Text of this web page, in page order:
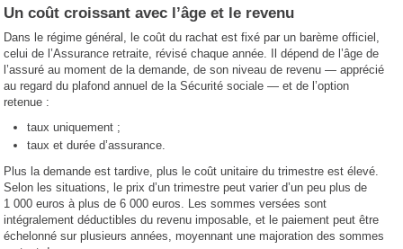
Un coût croissant avec l’âge et le revenu
Dans le régime général, le coût du rachat est fixé par un barème officiel,
celui de l’Assurance retraite, révisé chaque année. Il dépend de l’âge de
l’assuré au moment de la demande, de son niveau de revenu — apprécié
au regard du plafond annuel de la Sécurité sociale — et de l’option
retenue :
taux uniquement ;
taux et durée d’assurance.
Plus la demande est tardive, plus le coût unitaire du trimestre est élevé.
Selon les situations, le prix d’un trimestre peut varier d’un peu plus de
1 000 euros à plus de 6 000 euros. Les sommes versées sont
intégralement déductibles du revenu imposable, et le paiement peut être
échelonné sur plusieurs années, moyennant une majoration des sommes